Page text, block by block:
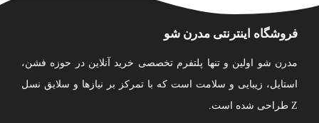
فروشگاه اینترنتی مدرن شو
مدرن شو اولین و تنها پلتفرم تخصصی خرید آنلاین در حوزه فشن،
استایل، زیبایی و سلامت است که با تمرکز بر نیازها و سلایق نسل
Z طراحی شده است.